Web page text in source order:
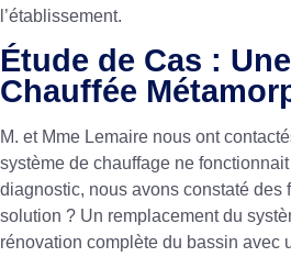
l’établissement.
Étude de Cas :
Chauffée
M. et Mme Lemaire nous ont
système de chauffage ne
diagnostic, nous avons constaté des
solution ? Un remplacement du
rénovation complète du bassin avec